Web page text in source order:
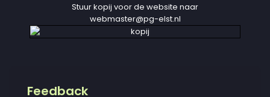
Stuur kopij voor de website naar
webmaster@pg-elst.nl
Feedback